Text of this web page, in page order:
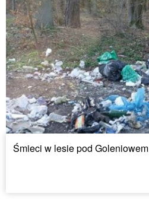
Śmieci w lesie pod Goleniowem